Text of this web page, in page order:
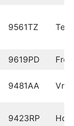
9561TZ Ter
9619PD
9481AA
9423RP